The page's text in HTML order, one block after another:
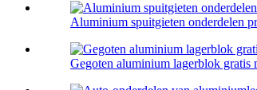
Aluminium spuitgieten onderdelen
Gegoten aluminium lagerblok gratis